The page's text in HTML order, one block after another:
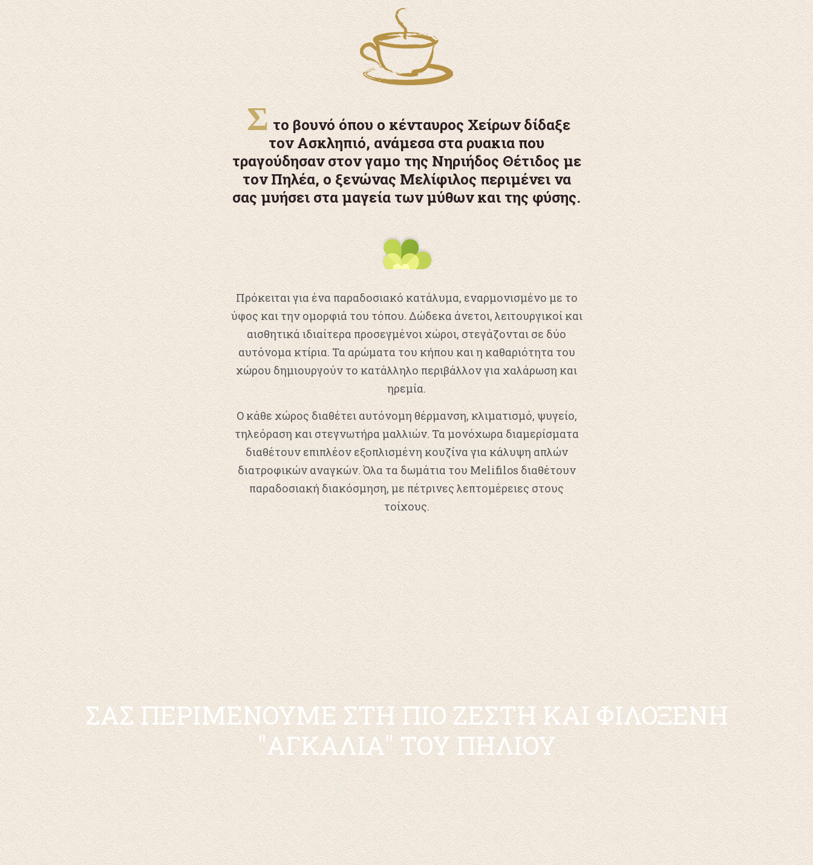
Σ το βουνό όπου ο κένταυρος Χείρων δίδαξε
τον Ασκληπιό, ανάμεσα στα ρυακια που
τραγούδησαν στον γαμο της Νηριήδος Θέτιδος με
τον Πηλέα, ο ξενώνας Μελίφιλος περιμένει να
σας μυήσει στα μαγεία των μύθων και της φύσης.
Πρόκειται για ένα παραδοσιακό κατάλυμα, εναρμονισμένο με το
ύφος και την ομορφιά του τόπου. Δώδεκα άνετοι, λειτουργικοί και
αισθητικά ιδιαίτερα προσεγμένοι χώροι, στεγάζονται σε δύο
αυτόνομα κτίρια. Τα αρώματα του κήπου και η καθαριότητα του
χώρου δημιουργούν το κατάλληλο περιβάλλον για χαλάρωση και
ηρεμία.
Ο κάθε χώρος διαθέτει αυτόνομη θέρμανση, κλιματισμό, ψυγείο,
τηλεόραση και στεγνωτήρα μαλλιών. Τα μονόχωρα διαμερίσματα
διαθέτουν επιπλέον εξοπλισμένη κουζίνα για κάλυψη απλών
διατροφικών αναγκών. Όλα τα δωμάτια του Melifilos διαθέτουν
παραδοσιακή διακόσμηση, με πέτρινες λεπτομέρειες στους
τοίχους.
ΣΑΣ ΠΕΡΙΜΕΝΟΥΜΕ ΣΤΗ ΠΙΟ ΖΕΣΤΗ ΚΑΙ ΦΙΛΟΞΕΝΗ
"ΑΓΚΑΛΙΑ" ΤΟΥ ΠΗΛΙΟΥ